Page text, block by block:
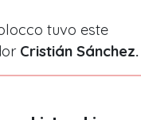
tuvo este
Cristián Sánchez.